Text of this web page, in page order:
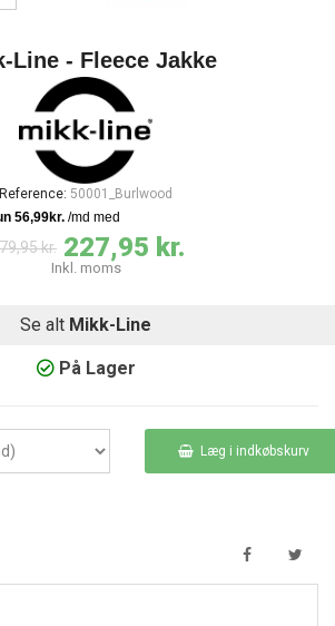
Line - Fleece Jakke
Reference: 50001_Burlwood
kr. 227,95 kr.
Inkl. moms
Se alt Mikk-Line
På Lager
Læg i indkøbskurv